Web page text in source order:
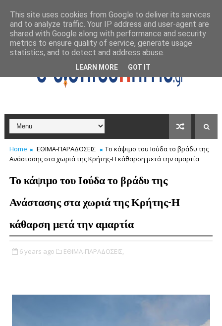
Home ΕΘΙΜΑ-ΠΑΡΑΔΟΣΕΙΣ
Το κάψιμο του Ιούδα το βράδυ της
Ανάστασης στα χωριά της Κρήτης-Η κάθαρση μετά την αμαρτία
Το κάψιμο του Ιούδα το βράδυ της
Ανάστασης στα χωριά της Κρήτης-Η
κάθαρση μετά την αμαρτία
6 years ago ΕΘΙΜΑ-ΠΑΡΑΔΟΣΕΙΣ,
This site uses cookies from Google to deliver its services
and to analyze traffic. Your IP address and user-agent are
shared with Google along with performance and security
metrics to ensure quality of service, generate usage
statistics, and to detect and address abuse.
LEARN MORE GOT IT